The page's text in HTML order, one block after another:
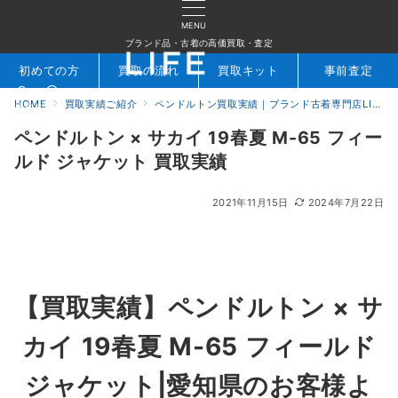
MENU
ブランド品・古着の高価買取・査定
検索 お問合せ
初めての方 買取の流れ 買取キット 事前査定
HOME 買取実績ご紹介 ペンドルトン買取実績｜ブランド古着専門店LIFE
ペンドルトン × サカイ 19春夏 M-65 フィー
ルド ジャケット 買取実績
2021年11月15日 2024年7月22日
【買取実績】ペンドルトン × サ
カイ 19春夏 M-65 フィールド
ジャケット|愛知県のお客様よ